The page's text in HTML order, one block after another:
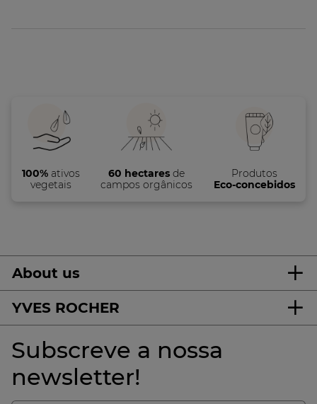
100%ativos
vegetais
60 hectares de
campos orgânicos
Produtos
Eco-concebidos
About us
YVES ROCHER
Subscreve a nossa
newsletter!